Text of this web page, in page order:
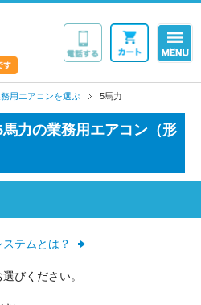
用エアコンを選ぶ 5馬力
力の業務用エアコン（形
テムとは？
びください。